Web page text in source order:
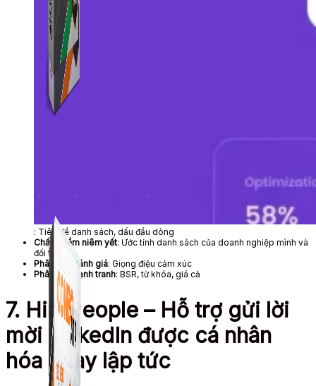
: Tiêu đề danh sách, dấu đầu dòng
Chấm điểm niêm yết: Ước tính danh sách của doanh nghiệp mình và
đối thủ
Phân tích đánh giá: Giọng điệu cảm xúc
Phân tích cạnh tranh: BSR, từ khóa, giá cả
7. HirePeople – Hỗ trợ gửi lời
mời LinkedIn được cá nhân
hóa ngay lập tức